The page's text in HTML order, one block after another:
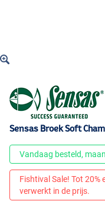
Sensas Broek Soft
Vandaag besteld,
Fishtival Sale! Tot
verwerkt in de prijs.